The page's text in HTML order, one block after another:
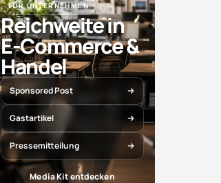
FÜR UNTERNEHMEN
Reichweite in
E-Commerce &
Handel
Sponsored Post
Gastartikel
Pressemitteilung
Media Kit entdecken